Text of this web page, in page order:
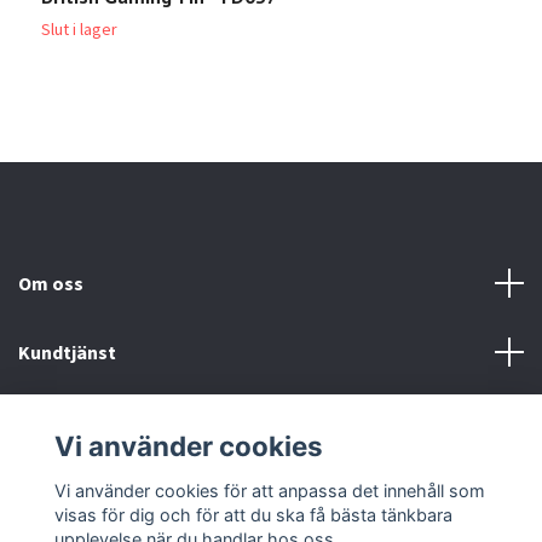
Slut i lager
Om oss
Kundtjänst
Sociala medier
Vi använder cookies
Vi använder cookies för att anpassa det innehåll som
visas för dig och för att du ska få bästa tänkbara